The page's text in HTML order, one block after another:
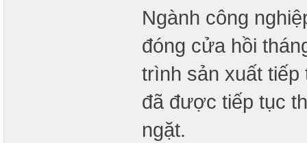
Ngành công
đóng cửa hồi
trình sản xuất tiếp
đã được tiếp tục
ngặt.